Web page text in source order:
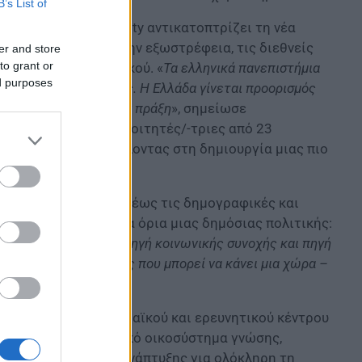
List of
and store
grant or
purposes
American University αντικατοπτρίζει τη νέα
με επίκεντρο την εξωστρέφεια, τις διεθνείς
του εξωτερικού. «Τα ελληνικά πανεπιστήμια
ευκαιρίες. Η Ελλάδα γίνεται προορισμός
την πρόοδο στην πράξη», σημείωσε
και διεθνείς φοιτητές/-τριες από 23
University, συμβάλλοντας στη δημιουργία μιας πιο
νοημοσύνη έως τις δημογραφικές και
υπερβαίνει τα όρια μιας δημόσιας πολιτικής:
ανθεκτικότητας, πηγή κοινωνικής συνοχής και πηγή
επενδύσεις που μπορεί να κάνει μια χώρα –
ισχυρού ακαδημαϊκού και ερευνητικού κέντρου
ένα μοναδικό οικοσύστημα γνώσης,
ως μοχλός ανάπτυξης για ολόκληρη τη